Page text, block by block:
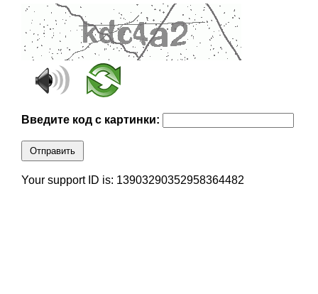
Введите код с картинки:
Отправить
Your support ID is: 13903290352958364482